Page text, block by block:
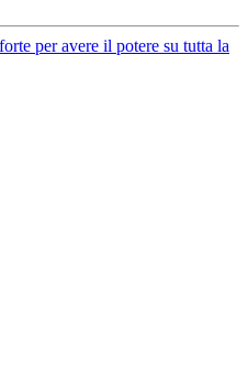
per avere il potere su tutta la